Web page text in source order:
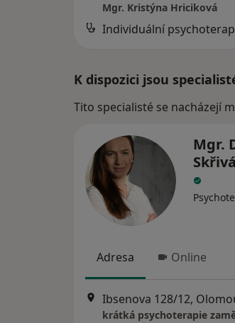
Mgr. Kristýna Hriciková
Individuální
K dispozici jsou
Tito specialisté se nacházejí
Mgr.
Adresa Online
Ibsenova 128/12,
krátká psychoterapie